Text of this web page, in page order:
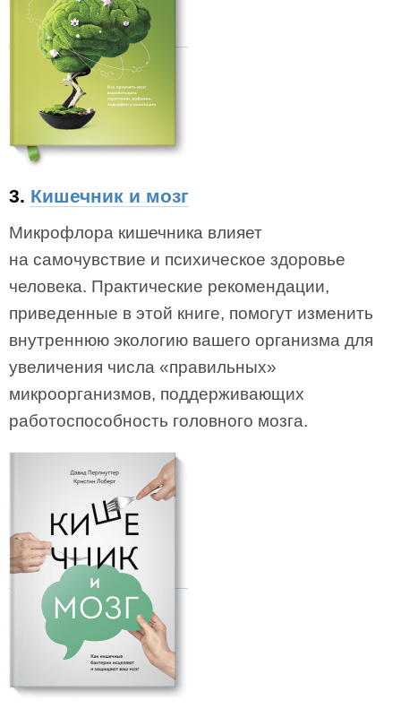
3. Кишечник и мозг
Микрофлора кишечника влияет
на самочувствие и психическое здоровье
человека. Практические рекомендации,
приведенные в этой книге, помогут изменить
внутреннюю экологию вашего организма для
увеличения числа «правильных»
микроорганизмов, поддерживающих
работоспособность головного мозга.